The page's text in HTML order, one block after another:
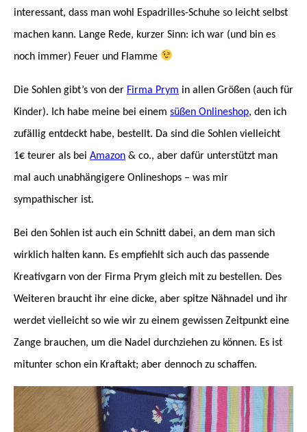
interessant, dass man wohl Espadrilles-Schuhe so leicht selbst
machen kann. Lange Rede, kurzer Sinn: ich war (und bin es
noch immer) Feuer und Flamme
Die Sohlen gibt’s von der Firma Prym in allen Größen (auch für
Kinder). Ich habe meine bei einem süßen Onlineshop, den ich
zufällig entdeckt habe, bestellt. Da sind die Sohlen vielleicht
1€ teurer als bei Amazon & co., aber dafür unterstützt man
mal auch unabhängigere Onlineshops – was mir
sympathischer ist.
Bei den Sohlen ist auch ein Schnitt dabei, an dem man sich
wirklich halten kann. Es empfiehlt sich auch das passende
Kreativgarn von der Firma Prym gleich mit zu bestellen. Des
Weiteren braucht ihr eine dicke, aber spitze Nähnadel und ihr
werdet vielleicht so wie wir zu einem gewissen Zeitpunkt eine
Zange brauchen, um die Nadel durchziehen zu können. Es ist
mitunter schon ein Kraftakt; aber dennoch zu schaffen.